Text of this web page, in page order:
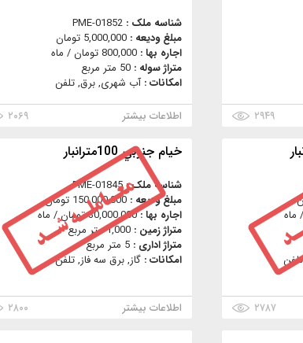
۲۹۴۹
شناسه ملک : PME-01852
مبلغ ودیعه : 5,000,000 تومان
اجاره بها : 800,000 تومان / ماه
متراژ سوله : 50 متر مربع
امکانات :آب شهری, برق, تلفن
اطلاعات بیشتر
۲۰۶۹
۲۷۸۷
خيام جنوبي 100مترانبار
شناسه ملک :PME-01845
مبلغ ودیعه : 150,000,000 تومان
اجاره بها :30,000,000 تومان / ماه
متراژ زمین : 1,000 متر مربع
متراژ اداری : 5 متر مربع
امکانات : گاز, برق سه فاز, تلفن
اطلاعات بیشتر ۲۸۰۰